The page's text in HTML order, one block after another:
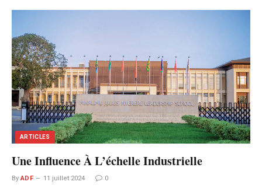
ARTICLES
Une Influence À L’échelle Industrielle
By ADF 11 juillet 2024 0